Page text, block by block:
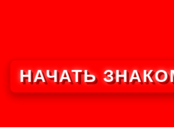
НАЧАТЬ